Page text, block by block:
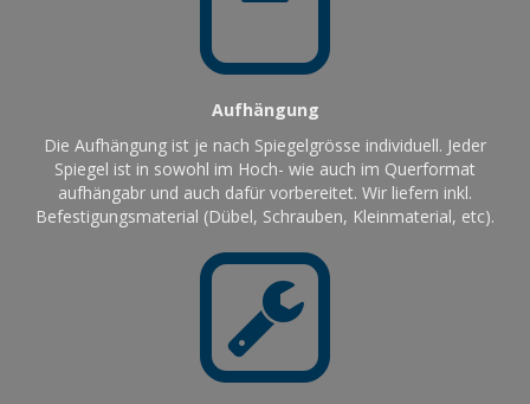
Aufhängung
Die Aufhängung ist je nach Spiegelgrösse individuell. Jeder
Spiegel ist in sowohl im Hoch- wie auch im Querformat
aufhängabr und auch dafür vorbereitet. Wir liefern inkl.
Befestigungsmaterial (Dübel, Schrauben, Kleinmaterial, etc).